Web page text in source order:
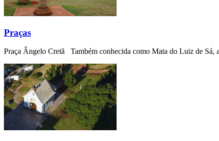
Praças
Praça Ângelo Cretã Também conhecida como Mata do Luiz de Sá,